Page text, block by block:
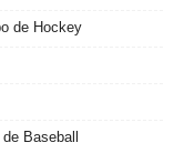
de Hockey
Baseball